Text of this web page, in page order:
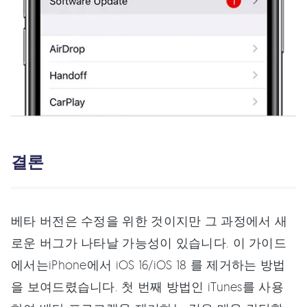
결론
베타 버전은 수정을 위한 것이지만 그 과정에서 새
로운 버그가 나타날 가능성이 있습니다. 이 가이드
에서는iPhone에서 iOS 16/iOS 18 를 제거하는 방법
을 보여드렸습니다. 첫 번째 방법인 iTunes를 사용